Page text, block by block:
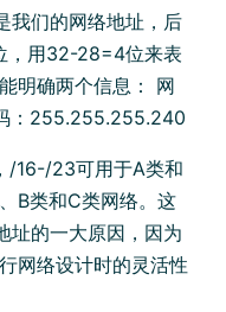
我们的网络地址，后
，用32-28=4位来表
明确两个信息： 网
：255.255.255.240
/16-/23可用于A类和
B类和C类网络。这
址的一大原因，因为
网络设计时的灵活性